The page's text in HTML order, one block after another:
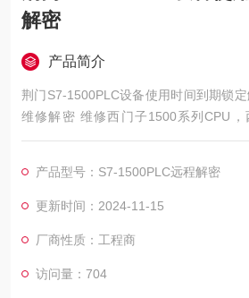
解密
产品简介
荆门S7-1500PLC设备使用时间到期锁
维修解密 维修西门子1500系列CPU，
密，西门子PLC1512维修解密，西门子
17维修解密，西门子PLC1518解密维修
全亮，开机无显示，不通讯，通讯连接
产品型号：S7-1500PLC远程解密
更新时间：2024-11-15
厂商性质：工程商
访问量：704